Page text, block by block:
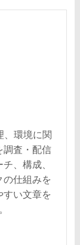
、環境に関
調査・配信
、構成、
の仕組みを
い文章を